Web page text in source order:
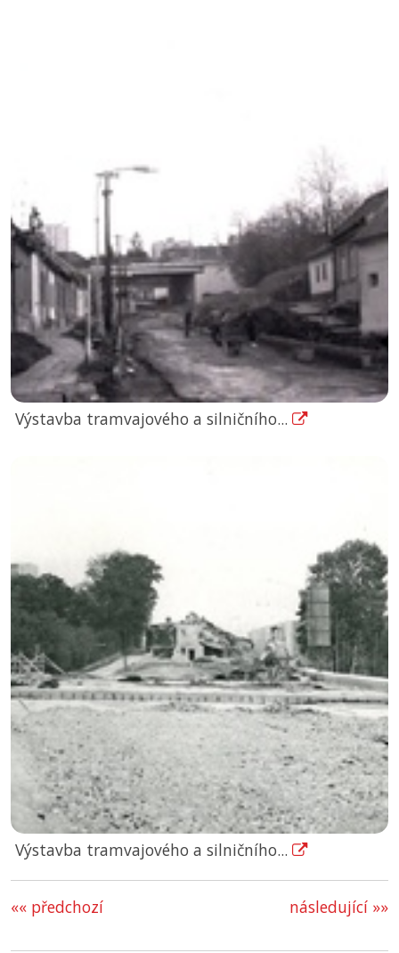
Výstavba tramvajového a silničního...
Výstavba tramvajového a silničního...
«« předchozí následující »»